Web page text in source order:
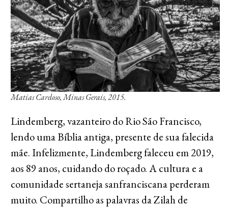
Matias Cardoso, Minas Gerais, 2015.
Lindemberg, vazanteiro do Rio São Francisco,
lendo uma Bíblia antiga, presente de sua falecida
mãe. Infelizmente, Lindemberg faleceu em 2019,
aos 89 anos, cuidando do roçado. A cultura e a
comunidade sertaneja sanfranciscana perderam
muito. Compartilho as palavras da Zilah de